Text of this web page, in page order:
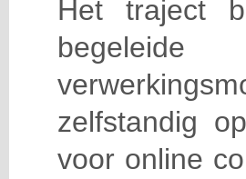
Het traject
zelfstandig
voor online